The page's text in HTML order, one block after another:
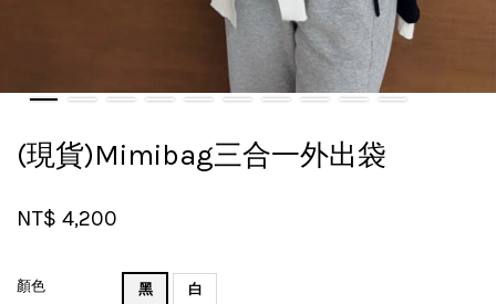
(現貨)Mimibag三合一外出袋
NT$ 4,200
顏色 黑 白